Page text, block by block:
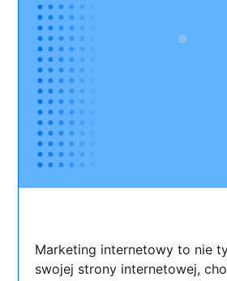
Marketing internetowy to nie
swojej strony internetowej,